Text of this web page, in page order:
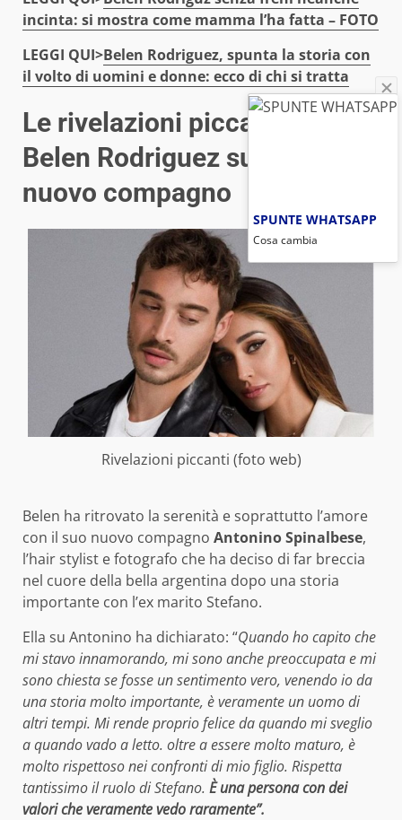
incinta: si mostra come mamma l’ha fatta – FOTO
LEGGI QUI>Belen Rodriguez, spunta la storia con
il volto di uomini e donne: ecco di chi si tratta
Le rivelazioni piccanti di
Belen Rodriguez sul suo
nuovo compagno
Rivelazioni piccanti (foto web)
Belen ha ritrovato la serenità e soprattutto l’amore
con il suo nuovo compagno Antonino Spinalbese,
l’hair stylist e fotografo che ha deciso di far breccia
nel cuore della bella argentina dopo una storia
importante con l’ex marito Stefano.
Ella su Antonino ha dichiarato: “Quando ho capito che
mi stavo innamorando, mi sono anche preoccupata e mi
sono chiesta se fosse un sentimento vero, venendo io da
una storia molto importante, è veramente un uomo di
altri tempi. Mi rende proprio felice da quando mi sveglio
a quando vado a letto. oltre a essere molto maturo, è
molto rispettoso nei confronti di mio figlio. Rispetta
tantissimo il ruolo di Stefano. È una persona con dei
valori che veramente vedo raramente”.
SPUNTE WHATSAPP
Cosa cambia